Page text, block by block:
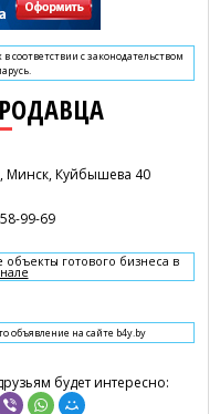
соответствии с законодательством
Минск, Куйбышева 40
99-69
готового бизнеса в
объявление на сайте b4y.by
будет интересно: